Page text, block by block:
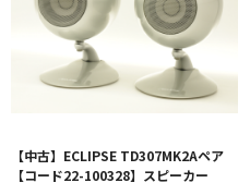
【中古】ECLIPSE TD307MK2Aペア
【コード22-100328】スピーカー